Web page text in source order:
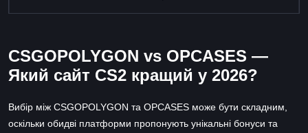
CSGOPOLYGON vs OPCASES —
Який сайт CS2 кращий у 2026?
Вибір між CSGOPOLYGON та OPCASES може бути складним,
оскільки обидві платформи пропонують унікальні бонуси та